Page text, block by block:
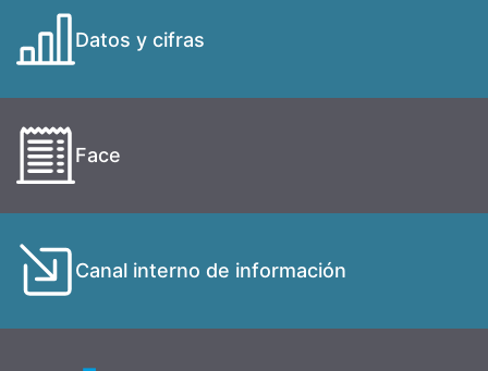
Datos y cifras
Face
Canal interno de información